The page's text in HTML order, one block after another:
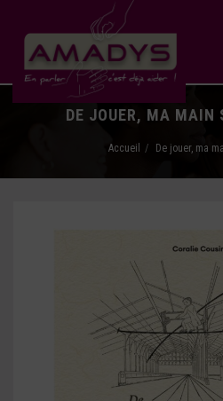
DE JOUER, MA MAIN
Accueil De jouer, ma